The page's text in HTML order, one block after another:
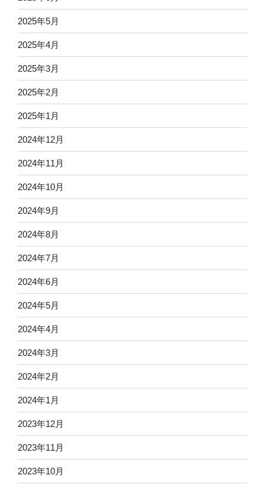
2025年5月
2025年4月
2025年3月
2025年2月
2025年1月
2024年12月
2024年11月
2024年10月
2024年9月
2024年8月
2024年7月
2024年6月
2024年5月
2024年4月
2024年3月
2024年2月
2024年1月
2023年12月
2023年11月
2023年10月